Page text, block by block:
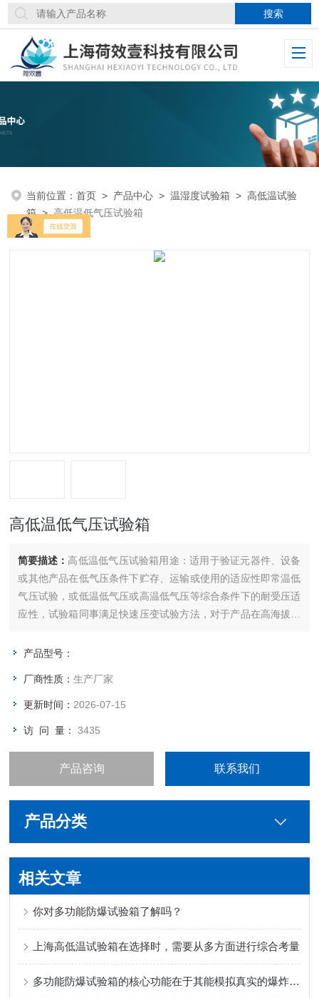
当前位置：首页 > 产品中心 >温湿度试验箱 >高低温试验
箱>高低温低气压试验箱
高低温低气压试验箱
简要描述： 高低温低气压试验箱用途：适用于验证元器件、设备
或其他产品在低气压条件下贮存、运输或使用的适应性即常温低
气压试验，或低温低气压或高温低气压等综合条件下的耐受压适
应性，试验箱同事满足快速压变试验方法，对于产品在高海拔或
产品型号：
厂商性质：生产厂家
更新时间： 2026-07-15
访 问 量：3435
产品咨询 联系我们
产品分类
相关文章
你对多功能防爆试验箱了解吗？
上海高低温试验箱在选择时，需要从多方面进行综合考量
多功能防爆试验箱的核心功能在于其能模拟真实的爆炸场景